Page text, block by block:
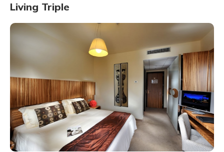
Living Triple